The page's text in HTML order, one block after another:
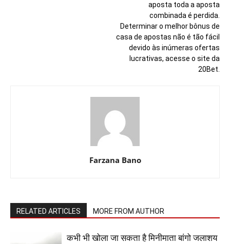
aposta toda a aposta
combinada é perdida.
Determinar o melhor bônus de
casa de apostas não é tão fácil
devido às inúmeras ofertas
lucrativas, acesse o site da
20Bet.
Farzana Bano
RELATED ARTICLES MORE FROM AUTHOR
कभी भी खोला जा सकता है मिनीमाता बांगो जलाशय